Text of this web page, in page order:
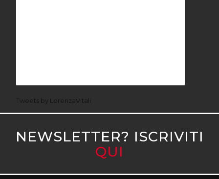
Tweets by LorenzaVitali
NEWSLETTER? ISCRIVITI
QUI